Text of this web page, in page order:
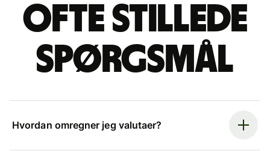
Ofte stillede
spørgsmål
Hvordan omregner jeg valutaer?